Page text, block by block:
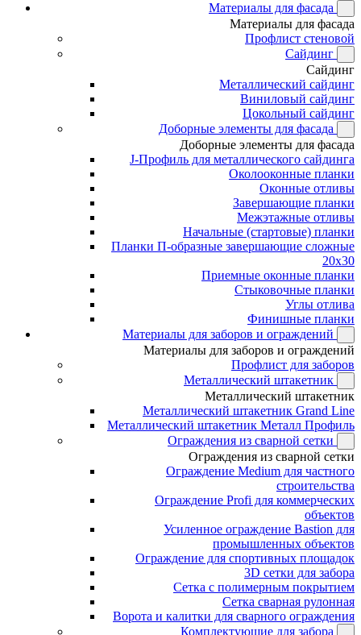
Материалы для фасада
Материалы для фасада
Профлист стеновой
Сайдинг
Сайдинг
Металлический сайдинг
Виниловый сайдинг
Цокольный сайдинг
Доборные элементы для фасада
Доборные элементы для фасада
J-Профиль для металлического сайдинга
Околооконные планки
Оконные отливы
Завершающие планки
Межэтажные отливы
Начальные (стартовые) планки
Планки П-образные завершающие сложные
20x30
Приемные оконные планки
Стыковочные планки
Углы отлива
Финишные планки
Материалы для заборов и ограждений
Материалы для заборов и ограждений
Профлист для заборов
Металлический штакетник
Металлический штакетник
Металлический штакетник Grand Line
Металлический штакетник Металл Профиль
Ограждения из сварной сетки
Ограждения из сварной сетки
Ограждение Medium для частного
строительства
Ограждение Profi для коммерческих
объектов
Усиленное ограждение Bastion для
промышленных объектов
Ограждение для спортивных площадок
3D сетки для забора
Сетка с полимерным покрытием
Сетка сварная рулонная
Ворота и калитки для сварного ограждения
Комплектующие для забора